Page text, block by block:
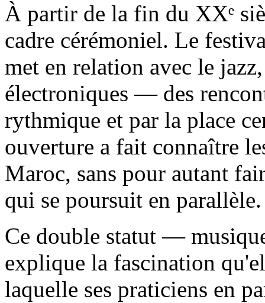
À partir de la fin du XXᵉ
cadre cérémoniel. Le
met en relation avec le
électroniques — des
rythmique et par la place
ouverture a fait connaître
Maroc, sans pour autant
qui se poursuit en parallèle.
Ce double statut —
explique la fascination
laquelle ses praticiens en